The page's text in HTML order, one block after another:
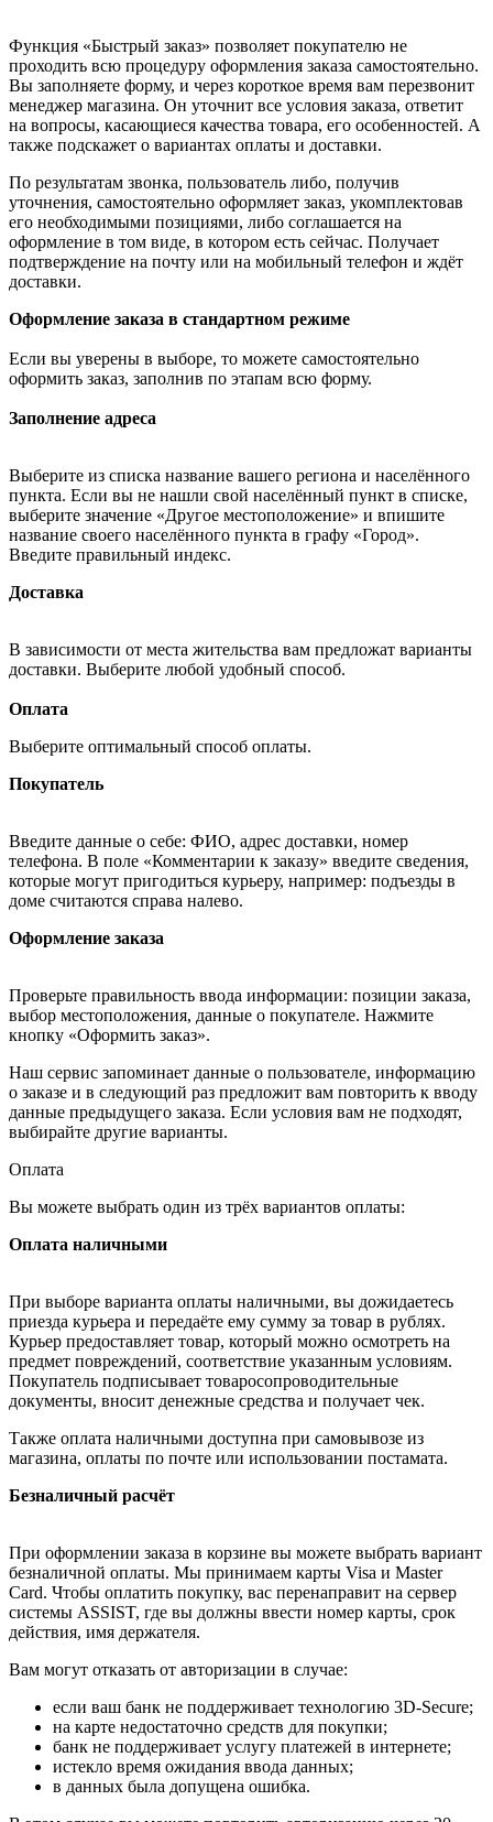
Функция «Быстрый заказ» позволяет покупателю не
проходить всю процедуру оформления заказа самостоятельно.
Вы заполняете форму, и через короткое время вам перезвонит
менеджер магазина. Он уточнит все условия заказа, ответит
на вопросы, касающиеся качества товара, его особенностей. А
также подскажет о вариантах оплаты и доставки.
По результатам звонка, пользователь либо, получив
уточнения, самостоятельно оформляет заказ, укомплектовав
его необходимыми позициями, либо соглашается на
оформление в том виде, в котором есть сейчас. Получает
подтверждение на почту или на мобильный телефон и ждёт
доставки.
Оформление заказа в стандартном режиме
Если вы уверены в выборе, то можете самостоятельно
оформить заказ, заполнив по этапам всю форму.
Заполнение адреса
Выберите из списка название вашего региона и населённого
пункта. Если вы не нашли свой населённый пункт в списке,
выберите значение «Другое местоположение» и впишите
название своего населённого пункта в графу «Город».
Введите правильный индекс.
Доставка
В зависимости от места жительства вам предложат варианты
доставки. Выберите любой удобный способ.
Оплата
Выберите оптимальный способ оплаты.
Покупатель
Введите данные о себе: ФИО, адрес доставки, номер
телефона. В поле «Комментарии к заказу» введите сведения,
которые могут пригодиться курьеру, например: подъезды в
доме считаются справа налево.
Оформление заказа
Проверьте правильность ввода информации: позиции заказа,
выбор местоположения, данные о покупателе. Нажмите
кнопку «Оформить заказ».
Наш сервис запоминает данные о пользователе, информацию
о заказе и в следующий раз предложит вам повторить к вводу
данные предыдущего заказа. Если условия вам не подходят,
выбирайте другие варианты.
Оплата
Вы можете выбрать один из трёх вариантов оплаты:
Оплата наличными
При выборе варианта оплаты наличными, вы дожидаетесь
приезда курьера и передаёте ему сумму за товар в рублях.
Курьер предоставляет товар, который можно осмотреть на
предмет повреждений, соответствие указанным условиям.
Покупатель подписывает товаросопроводительные
документы, вносит денежные средства и получает чек.
Также оплата наличными доступна при самовывозе из
магазина, оплаты по почте или использовании постамата.
Безналичный расчёт
При оформлении заказа в корзине вы можете выбрать вариант
безналичной оплаты. Мы принимаем карты Visa и Master
Card. Чтобы оплатить покупку, вас перенаправит на сервер
системы ASSIST, где вы должны ввести номер карты, срок
действия, имя держателя.
Вам могут отказать от авторизации в случае:
если ваш банк не поддерживает технологию 3D-Secure;
на карте недостаточно средств для покупки;
банк не поддерживает услугу платежей в интернете;
истекло время ожидания ввода данных;
в данных была допущена ошибка.